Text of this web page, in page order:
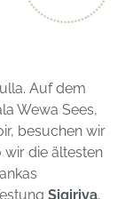
Auf dem
Wewa Sees,
besuchen wir
wir die ältesten
Sigiriya,